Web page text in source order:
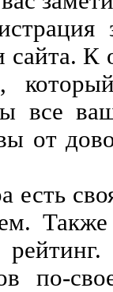
К
все
от
есть
Также
по-